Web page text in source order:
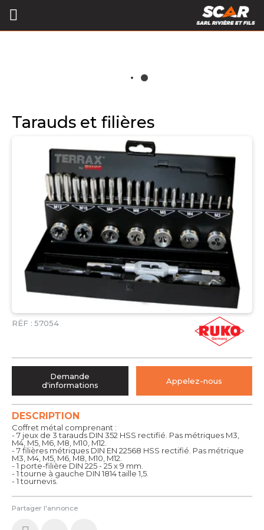
Tarauds et filières
RÉF : 57054
Partager l'annonce
DESCRIPTION
Coffret métal comprenant :
- 7 jeux de 3 tarauds DIN 352 HSS rectifié. Pas métriques M3,
M4, M5, M6, M8, M10, M12.
- 7 filières métriques DIN EN 22568 HSS rectifié. Pas métrique
M3, M4, M5, M6, M8, M10, M12.
- 1 porte-filière DIN 225 - 25 x 9 mm.
- 1 tourne à gauche DIN 1814 taille 1,5.
- 1 tournevis.
Demande
d'informations
Appelez-nous